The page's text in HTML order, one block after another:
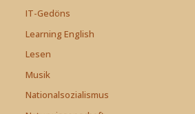
IT-Gedöns
Learning English
Lesen
Musik
Nationalsozialismus